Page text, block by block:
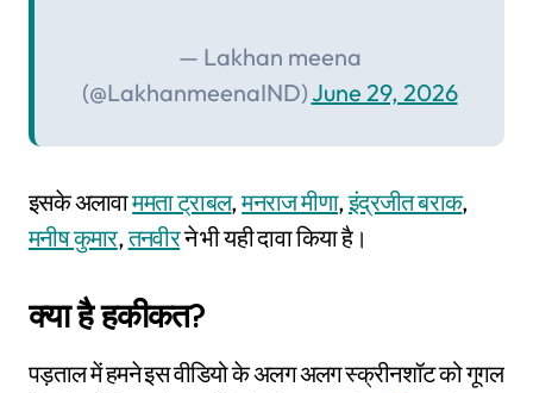
— Lakhan meena
(@LakhanmeenaIND)June 29, 2026
इसके अलावाममता ट्राबल,मनराज मीणा,इंद्रजीत बराक,
मनीष कुमार,तनवीरने भी यही दावा किया है।
क्या है हकीकत?
पड़ताल में हमने इस वीडियो के अलग अलग स्क्रीनशॉट को गूगल